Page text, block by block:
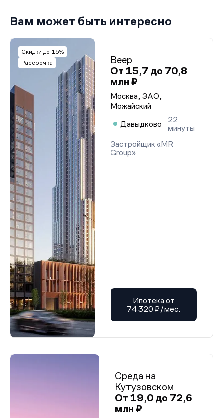
Вам может быть интересно
Скидки до 15%
Рассрочка
Веер
От 15,7 до 70,8
млн ₽
Москва, ЗАО,
Можайский
Давыдково
22
минуты
Застройщик «MR
Group»
Ипотека от
74 320 ₽/мес.
Среда на
Кутузовском
От 19,0 до 72,6
млн ₽